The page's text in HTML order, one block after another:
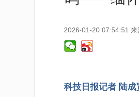
2026-01-20 07:54:51 来
科技日报记者 陆成